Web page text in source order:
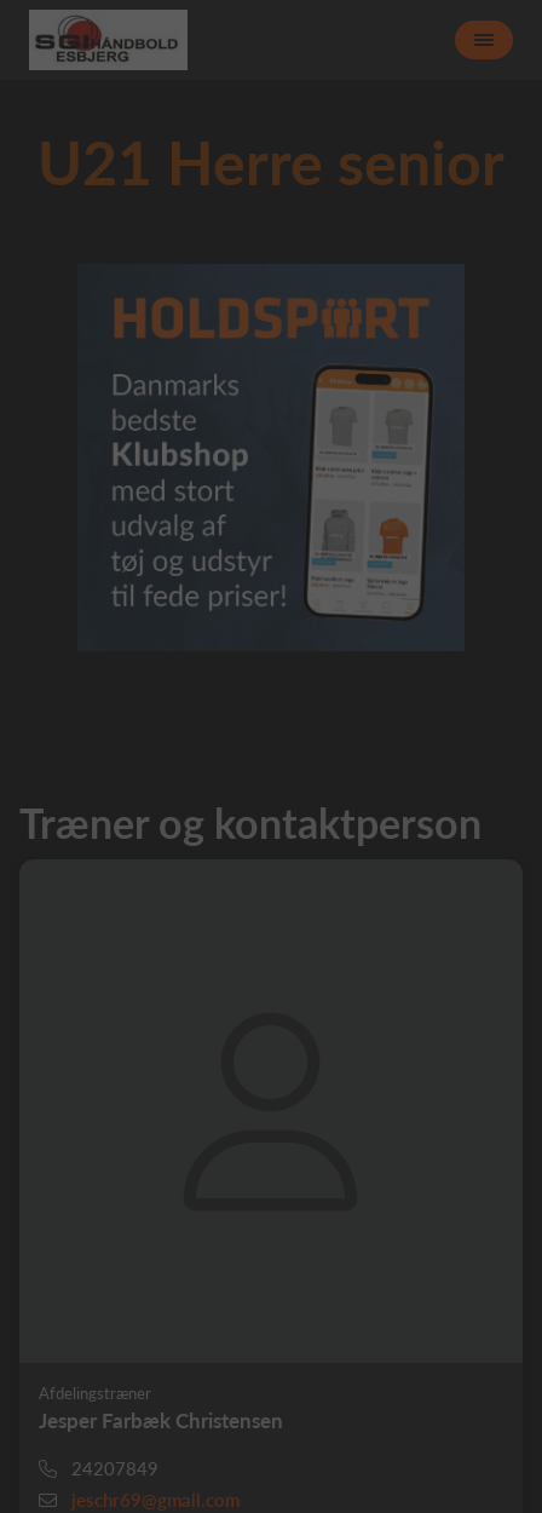
U21 Herre senior
Træner og kontaktperson
Afdelingstræner
Jesper Farbæk Christensen
24207849
jeschr69@gmail.com